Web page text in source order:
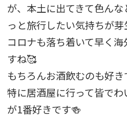
が、本土に出てきて色ん
っと旅行したい気持ちが
コロナも落ち着いて早く
すね🥰
もちろんお酒飲むのも好き
特に居酒屋に行って皆で
が1番好きです🍻